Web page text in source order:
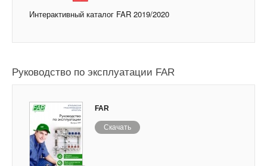
Интерактивный каталог FAR 2019/2020
Руководство по эксплуатации FAR
FAR
Скачать